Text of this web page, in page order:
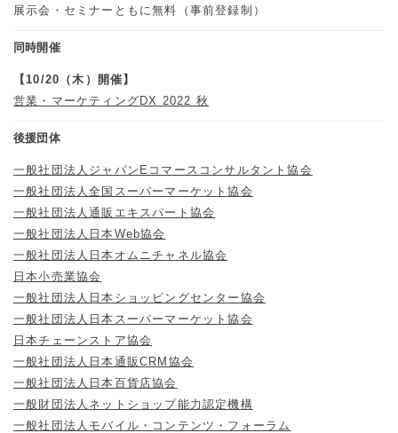
展示会・セミナーともに無料（事前登録制）
同時開催
【10/20（木）開催】
営業・マーケティングDX 2022 秋
後援団体
一般社団法人ジャパンEコマースコンサルタント協会
一般社団法人全国スーパーマーケット協会
一般社団法人通販エキスパート協会
一般社団法人日本Web協会
一般社団法人日本オムニチャネル協会
日本小売業協会
一般社団法人日本ショッピングセンター協会
一般社団法人日本スーパーマーケット協会
日本チェーンストア協会
一般社団法人日本通販CRM協会
一般社団法人日本百貨店協会
一般財団法人ネットショップ能力認定機構
一般社団法人モバイル・コンテンツ・フォーラム